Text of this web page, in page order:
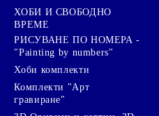
ХОБИ И СВОБОДНО
ВРЕМЕ
РИСУВАНЕ ПО НОМЕРА -
"Painting by numbers"
Хоби комплекти
Комплекти "Арт
гравиране"